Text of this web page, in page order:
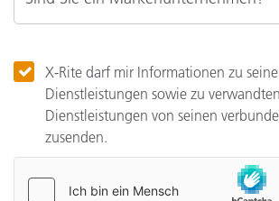
X-Rite darf mir Informationen zu
Dienstleistungen sowie zu
Dienstleistungen von seinen
zusenden.